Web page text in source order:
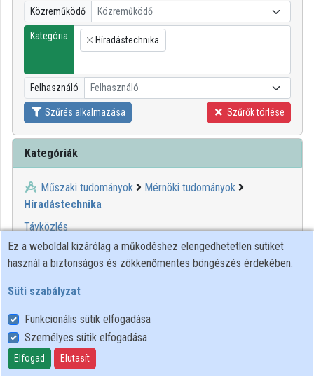
Kategóriák
Intézményi listák
Intézmények
Közreműködők
Közreműködő Közreműködő
Kategória
×
Híradástechnika
Felhasználó Felhasználó
Szűrés alkalmazása Szűrők törlése
Kategóriák
Műszaki tudományok
Mérnöki tudományok
Híradástechnika
Távközlés
1 2
00:19:38
Ez a weboldal kizárólag a működéshez elengedhetetlen sütiket
használ a biztonságos és zökkenőmentes böngészés érdekében.
Süti szabályzat
Funkcionális sütik elfogadása
Személyes sütik elfogadása
Elfogad Elutasít